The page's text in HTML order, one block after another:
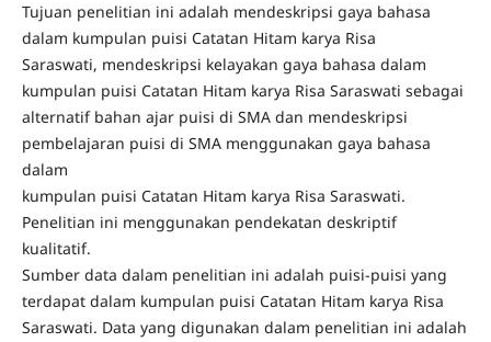
Tujuan penelitian ini adalah mendeskripsi gaya bahasa
dalam kumpulan puisi Catatan Hitam karya Risa
Saraswati, mendeskripsi kelayakan gaya bahasa dalam
kumpulan puisi Catatan Hitam karya Risa Saraswati sebagai
alternatif bahan ajar puisi di SMA dan mendeskripsi
pembelajaran puisi di SMA menggunakan gaya bahasa
dalam
kumpulan puisi Catatan Hitam karya Risa Saraswati.
Penelitian ini menggunakan pendekatan deskriptif
kualitatif.
Sumber data dalam penelitian ini adalah puisi-puisi yang
terdapat dalam kumpulan puisi Catatan Hitam karya Risa
Saraswati. Data yang digunakan dalam penelitian ini adalah